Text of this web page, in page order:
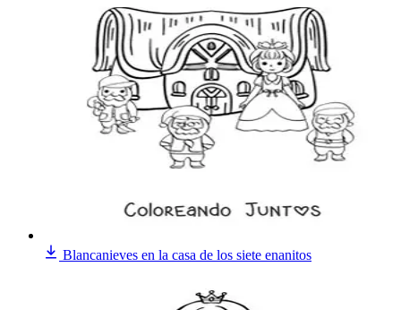
Blancanieves en la casa de los siete enanitos